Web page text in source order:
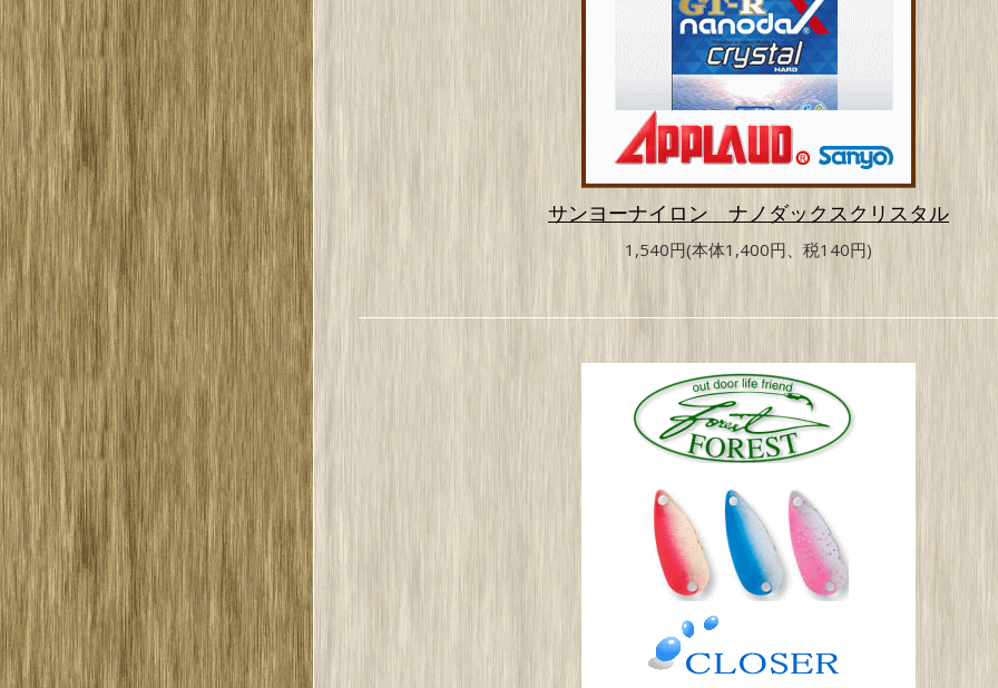
サンヨーナイロン ナノダックスクリスタル
1,540円(本体1,400円、税140円)